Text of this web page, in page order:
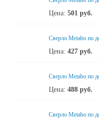
Цена: 501 руб.
Сверло Metabo по
Цена: 427 руб.
Сверло Metabo по
Цена: 488 руб.
Сверло Metabo по